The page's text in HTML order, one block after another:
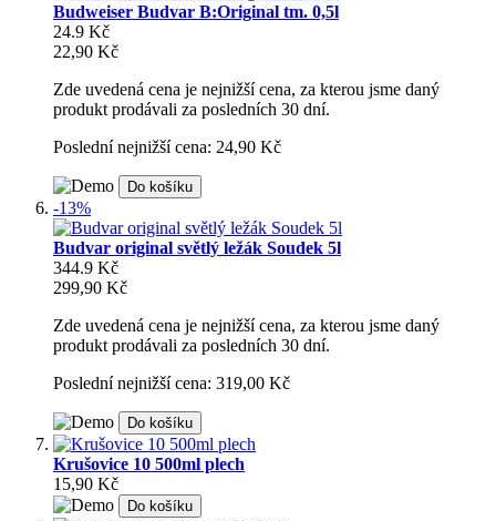
Budweiser Budvar B:Original tm. 0,5l
24.9 Kč
22,90 Kč
Zde uvedená cena je nejnižší cena, za kterou jsme daný
produkt prodávali za posledních 30 dní.
Poslední nejnižší cena: 24,90 Kč
Do košíku
-13%
Budvar original světlý ležák Soudek 5l
344.9 Kč
299,90 Kč
Zde uvedená cena je nejnižší cena, za kterou jsme daný
produkt prodávali za posledních 30 dní.
Poslední nejnižší cena: 319,00 Kč
Do košíku
Krušovice 10 500ml plech
15,90 Kč
Do košíku